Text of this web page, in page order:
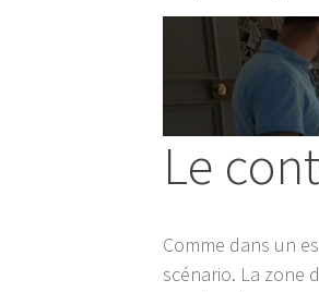
Le
Comme dans un
scénario. La zone